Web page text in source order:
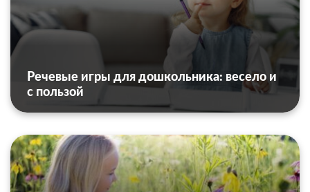
Речевые игры для дошкольника: весело и
с пользой